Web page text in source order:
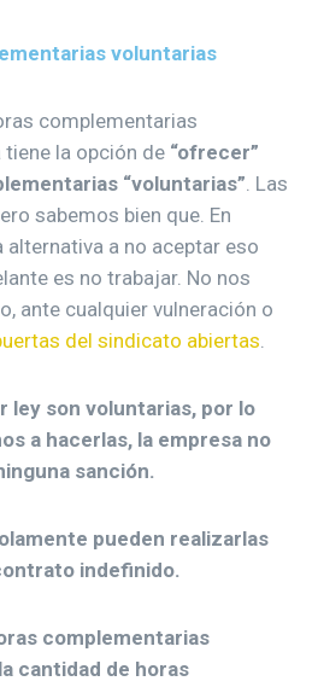
voluntarias
complementarias
la opción de “ofrecer”
“voluntarias”. Las
sabemos bien que. En
alternativa a no aceptar eso
es no trabajar. No nos
ante cualquier vulneración o
del sindicato abiertas.
ley son voluntarias, por lo
a hacerlas, la empresa no
sanción.
pueden realizarlas
indefinido.
complementarias
cantidad de horas